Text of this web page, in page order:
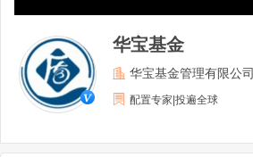
华宝基金
华宝基金管理有限公司
配置专家|投遍全球